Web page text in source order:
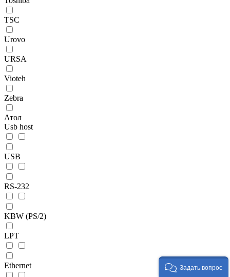
TSC
Urovo
URSA
Vioteh
Zebra
Атол
Usb host
USB
RS-232
KBW (PS/2)
LPT
Ethernet Задать вопрос